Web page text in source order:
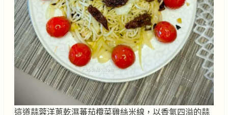
這道蒜蓉洋蔥乾濕蕃茄欖菜雞絲米線，以香氣四溢的蒜